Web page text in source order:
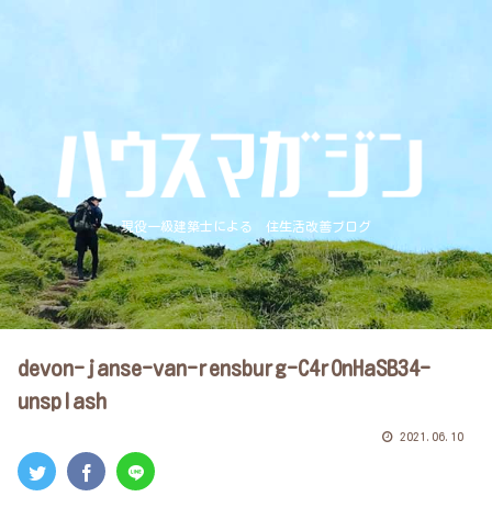
現役一級建築士による 住生活改善ブログ
devon-janse-van-rensburg-C4rOnHaSB34-
unsplash
2021.06.10